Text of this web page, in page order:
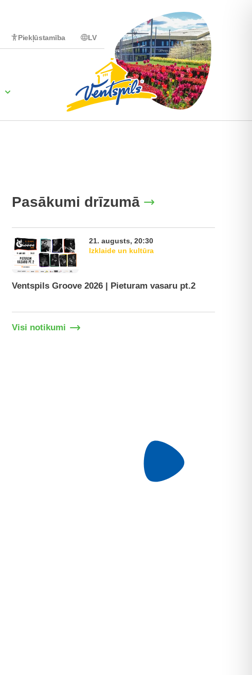
Piekļūstamība LV
Pasākumi drīzumā
21. augusts, 20:30
Izklaide un kultūra
Ventspils Groove 2026 | Pieturam vasaru pt.2
Visi notikumi